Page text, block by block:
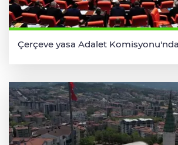
Çerçeve yasa Adalet